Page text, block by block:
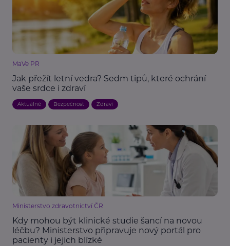
MaVe PR
Jak přežít letní vedra? Sedm tipů, které ochrání
vaše srdce i zdraví
Aktuálně Bezpečnost Zdraví
Ministerstvo zdravotnictví ČR
Kdy mohou být klinické studie šancí na novou
léčbu? Ministerstvo připravuje nový portál pro
pacienty i jejich blízké